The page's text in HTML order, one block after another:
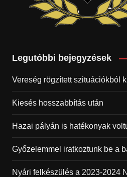
Legutóbbi bejegyzések
Vereség rögzített szituációkból
Kiesés hosszabbítás után
Hazai pályán is hatékonyak
Győzelemmel iratkoztunk be a
Nyári felkészülés a 2023-2024